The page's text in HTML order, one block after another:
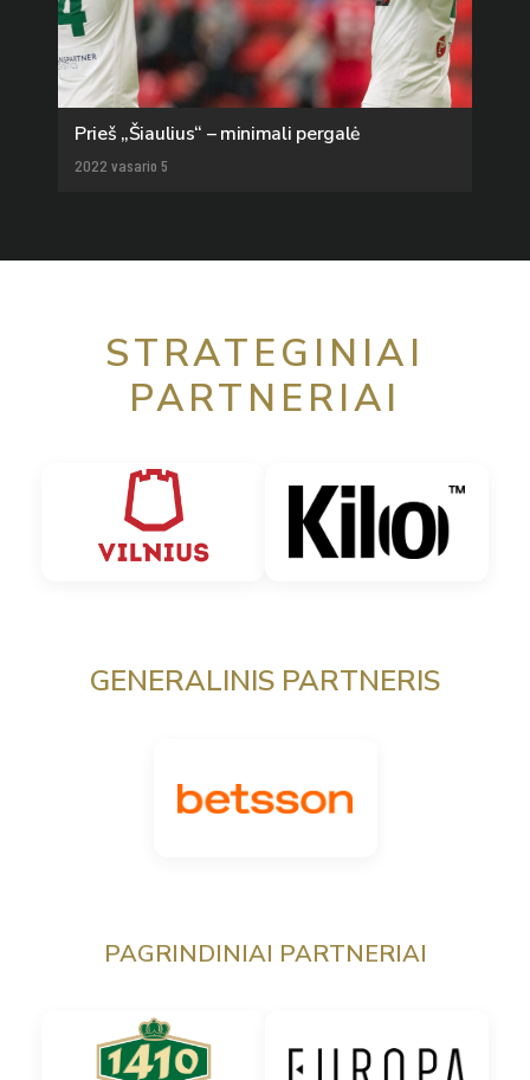
Prieš „Šiaulius“ – minimali pergalė
2022 vasario 5
STRATEGINIAI
PARTNERIAI
GENERALINIS PARTNERIS
PAGRINDINIAI PARTNERIAI